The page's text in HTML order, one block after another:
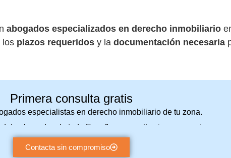
abogados especializados en derecho inmobiliario
los plazos requeridos y la documentación necesaria
Primera consulta gratis
especialistas en derecho inmobiliario de tu zona.
de abogados de toda España y consulta sin compromiso.
Contacta sin compromiso